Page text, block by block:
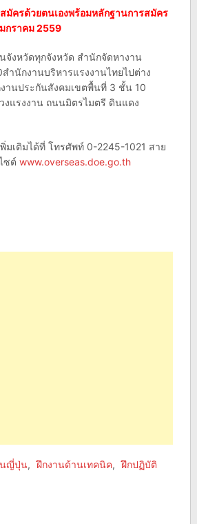
มัครด้วยตนเองพร้อมหลักฐานการสมัคร
กราคม 2559
งหวัดทุกจังหวัด สำนักจัดหางาน
ำนักงานบริหารแรงงานไทยไปต่าง
านประกันสังคมเขตพื้นที่ 3 ชั้น 10
งแรงงาน ถนนมิตรไมตรี ดินแดง
มเติมได้ที่ โทรศัพท์ 0-2245-1021 สาย
ซต์ www.overseas.doe.go.th
นญี่ปุ่น, ฝึกงานด้านเทคนิค, ฝึกปฏิบัติ